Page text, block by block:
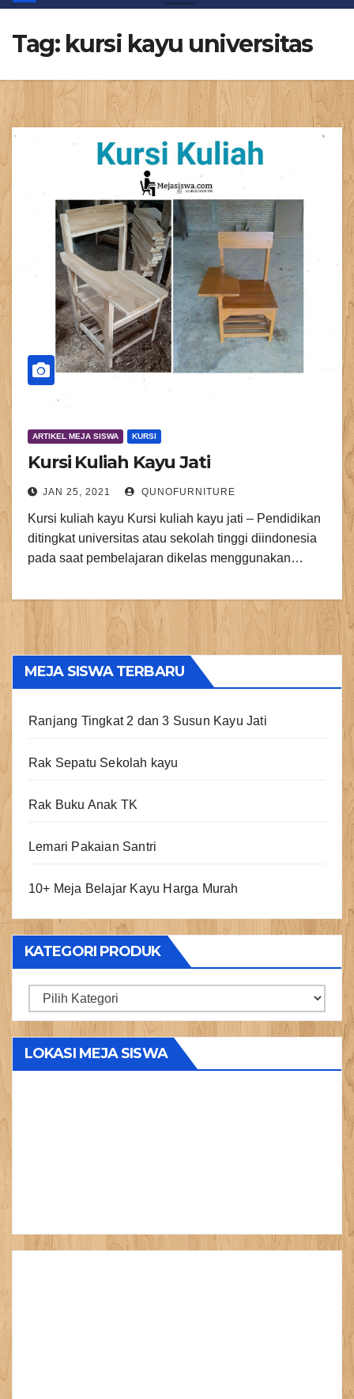
Tag: kursi kayu universitas
ARTIKEL MEJA SISWA KURSI
Kursi Kuliah Kayu Jati
JAN 25, 2021 QUNOFURNITURE
Kursi kuliah kayu Kursi kuliah kayu jati – Pendidikan
ditingkat universitas atau sekolah tinggi diindonesia
pada saat pembelajaran dikelas menggunakan…
MEJA SISWA TERBARU
Ranjang Tingkat 2 dan 3 Susun Kayu Jati
Rak Sepatu Sekolah kayu
Rak Buku Anak TK
Lemari Pakaian Santri
10+ Meja Belajar Kayu Harga Murah
KATEGORI PRODUK
Kategori
Produk
LOKASI MEJA SISWA